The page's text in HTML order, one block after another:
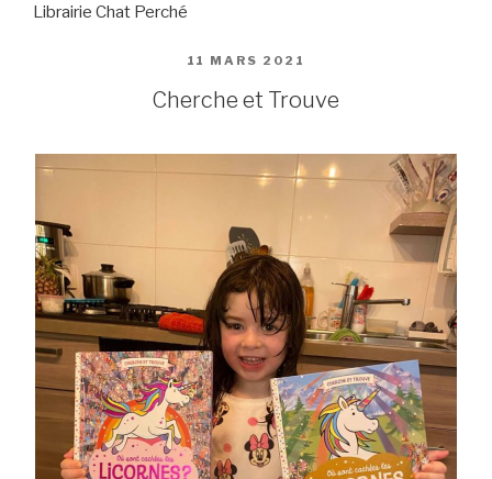
Librairie Chat Perché
PUBLIÉ
11 MARS 2021
Cherche et Trouve